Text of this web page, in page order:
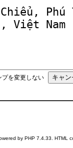
プを変更しない
by PHP 7.4.33. HTML